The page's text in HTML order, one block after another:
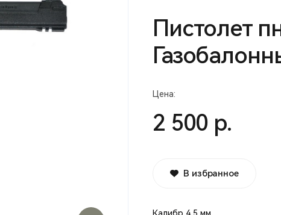
Пистолет
Цена:
2 500 р.
В избранное